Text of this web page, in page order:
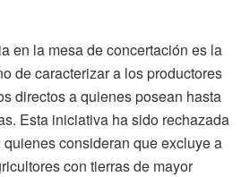
en la mesa de concertación es la
de caracterizar a los productores
directos a quienes posean hasta
Esta iniciativa ha sido rechazada
consideran que excluye a
con tierras de mayor